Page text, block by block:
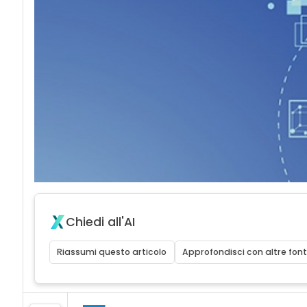
Chiedi all'AI
Riassumi questo articolo Approfondisci con altre